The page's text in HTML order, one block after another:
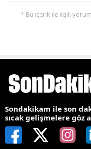
* Bu içerik ile ilgili
Sondakikam ile son
sıcak gelişmelere göz